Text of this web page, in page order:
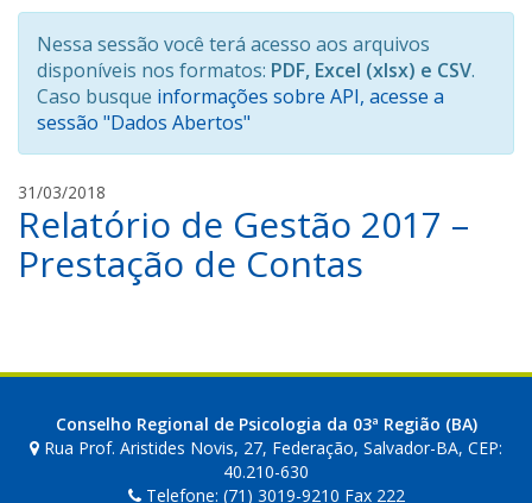
Nessa sessão você terá acesso aos arquivos
disponíveis nos formatos: PDF, Excel (xlsx) e CSV.
Caso busque informações sobre API, acesse a
sessão "Dados Abertos"
31/03/2018
a
r
l
u
i
o
Relatório de Gestão 2017 –
Prestação de Contas
Conselho Regional de Psicologia da 03ª Região (BA)
Rua Prof. Aristides Novis, 27, Federação, Salvador-BA, CEP:
40.210-630
Telefone: (71) 3019-9210 Fax 222